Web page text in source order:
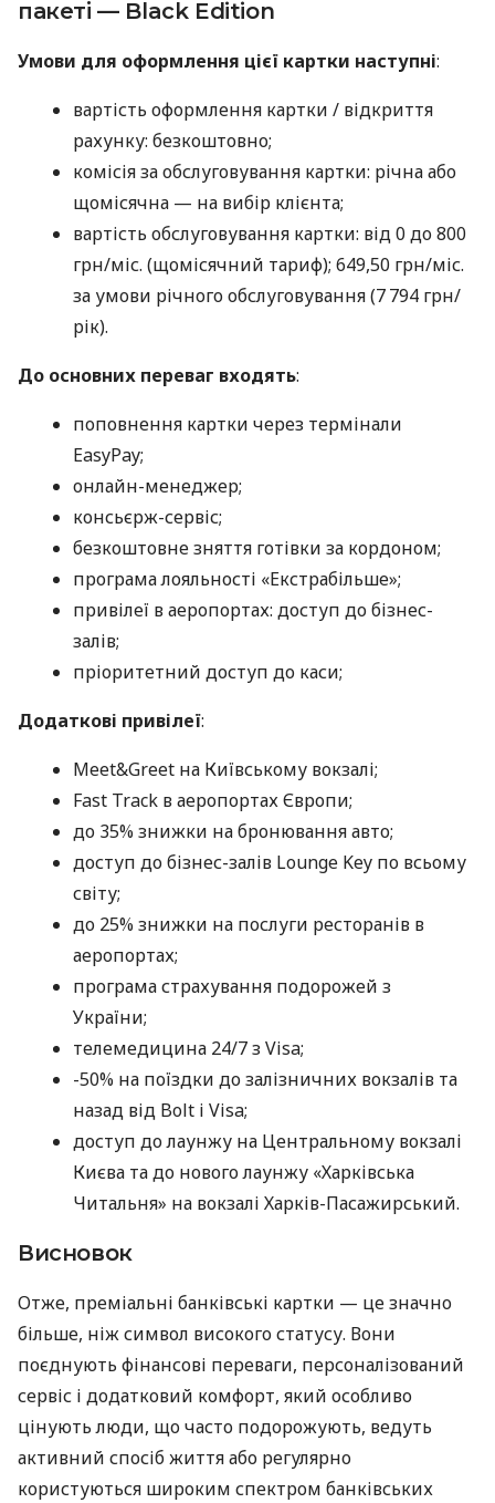
пакеті — Black Edition
Умови для оформлення цієї картки наступні:
вартість оформлення картки / відкриття
рахунку: безкоштовно;
комісія за обслуговування картки: річна або
щомісячна — на вибір клієнта;
вартість обслуговування картки: від 0 до 800
грн/міс. (щомісячний тариф); 649,50 грн/міс.
за умови річного обслуговування (7 794 грн/
рік).
До основних переваг входять:
поповнення картки через термінали
EasyPay;
онлайн-менеджер;
консьєрж-сервіс;
безкоштовне зняття готівки за кордоном;
програма лояльності «Екстрабільше»;
привілеї в аеропортах: доступ до бізнес-
залів;
пріоритетний доступ до каси;
Додаткові привілеї:
Meet&Greet на Київському вокзалі;
Fast Track в аеропортах Європи;
до 35% знижки на бронювання авто;
доступ до бізнес-залів Lounge Key по всьому
світу;
до 25% знижки на послуги ресторанів в
аеропортах;
програма страхування подорожей з
України;
телемедицина 24/7 з Visa;
-50% на поїздки до залізничних вокзалів та
назад від Bolt і Visa;
доступ до лаунжу на Центральному вокзалі
Києва та до нового лаунжу «Харківська
Читальня» на вокзалі Харків-Пасажирський.
Висновок
Отже, преміальні банківські картки — це значно
більше, ніж символ високого статусу. Вони
поєднують фінансові переваги, персоналізований
сервіс і додатковий комфорт, який особливо
цінують люди, що часто подорожують, ведуть
активний спосіб життя або регулярно
користуються широким спектром банківських